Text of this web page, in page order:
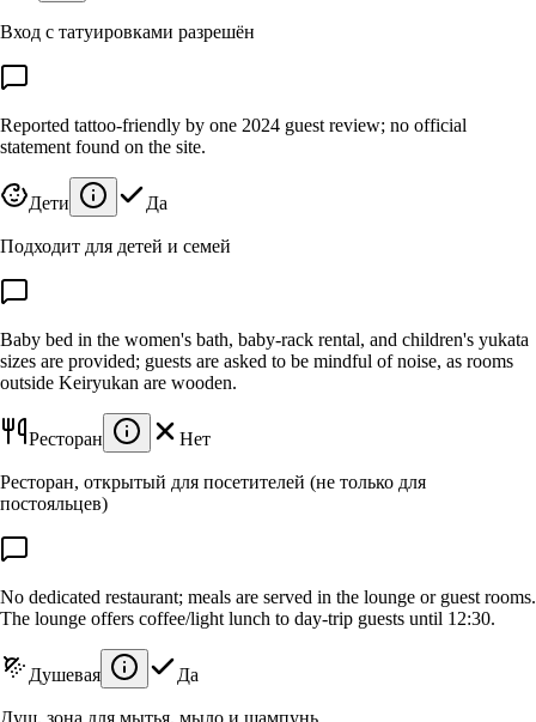
Вход с татуировками разрешён
Reported tattoo-friendly by one 2024 guest review; no official
statement found on the site.
Дети Да
Подходит для детей и семей
Baby bed in the women's bath, baby-rack rental, and children's yukata
sizes are provided; guests are asked to be mindful of noise, as rooms
outside Keiryukan are wooden.
Ресторан Нет
Ресторан, открытый для посетителей (не только для
постояльцев)
No dedicated restaurant; meals are served in the lounge or guest rooms.
The lounge offers coffee/light lunch to day-trip guests until 12:30.
Душевая Да
Душ, зона для мытья, мыло и шампунь